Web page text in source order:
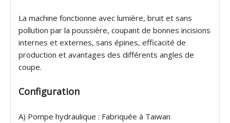
La machine fonctionne avec lumière, bruit et sans
pollution par la poussière, coupant de bonnes incisions
internes et externes, sans épines, efficacité de
production et avantages des différents angles de
coupe.
Configuration
A) Pompe hydraulique : Fabriquée à Taiwan